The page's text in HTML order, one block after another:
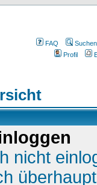
FAQ
Suchen
Profil
nicht